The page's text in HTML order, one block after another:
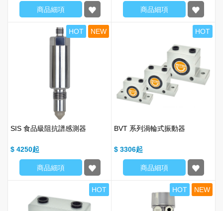
商品細項 商品細項
HOT NEW
SIS 食品級阻抗譜感測器
$ 4250
商品細項
HOT
BVT 系列渦輪式振動器
$ 3306
商品細項
HOT HOT NEW